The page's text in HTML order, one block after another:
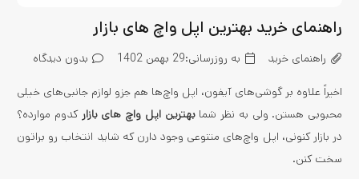
راهنمای خرید بهترین اپل واچ های بازار
راهنمای خرید به روزرسانی:29 بهمن 1402 بدون دیدگاه
اخیراً علاوه بر گوشی‌های آیفون، اپل واچ‌ها هم جزو لوازم جانبی‌های خیلی
محبوبی هستن. ولی به نظر شمابهترین اپل واچ های بازار کدوم موارده؟
در بازار کنونی، اپل واچ‌های متنوعی وجود دارن که شاید انتخاب رو براتون
سخت کنن.